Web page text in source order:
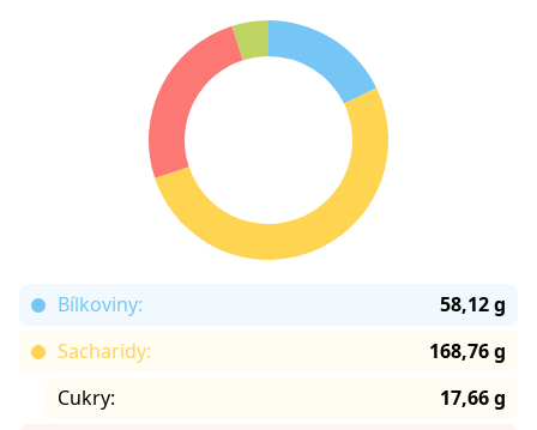
Bílkoviny:
58,12 g
Sacharidy:
168,76 g
Cukry:
17,66 g